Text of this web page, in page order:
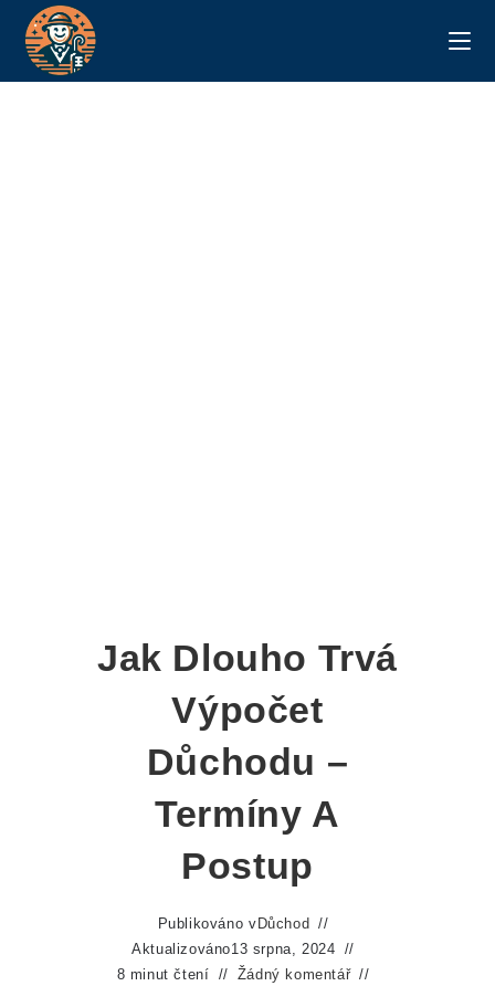
Jak Dlouho Trvá
Výpočet
Důchodu –
Termíny A
Postup
Publikováno v Důchod
Aktualizováno13 srpna, 2024
8 minut čtení
Žádný komentář